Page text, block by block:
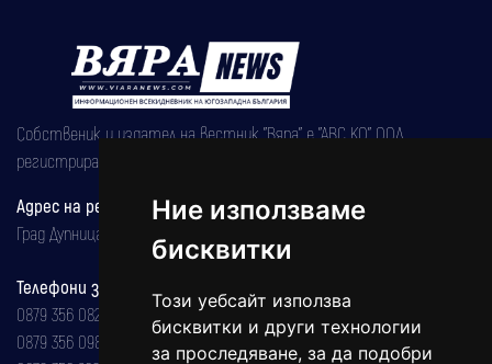
Ние използваме
бисквитки
Този уебсайт използва
бисквитки и други технологии
за проследяване, за да подобри
Собственик и издател на вестник "Вяра" е "АВС КО" ООД,
регистрирана на 08.05.2002 година.
Адрес на редакцията
Град Дупница, ул.''Христо Ботев" 43
Телефони за реклама и абонаменти
0879 356 082
0879 356 098